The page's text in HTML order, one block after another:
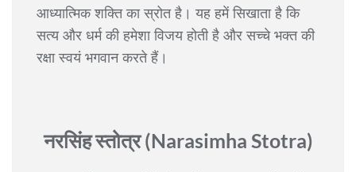
आध्यात्मिक शक्ति का स्रोत है। यह हमें सिखाता है कि
सत्य और धर्म की हमेशा विजय होती है और सच्चे भक्त की
रक्षा स्वयं भगवान करते हैं।
नरसिंह स्तोत्र (Narasimha Stotra)